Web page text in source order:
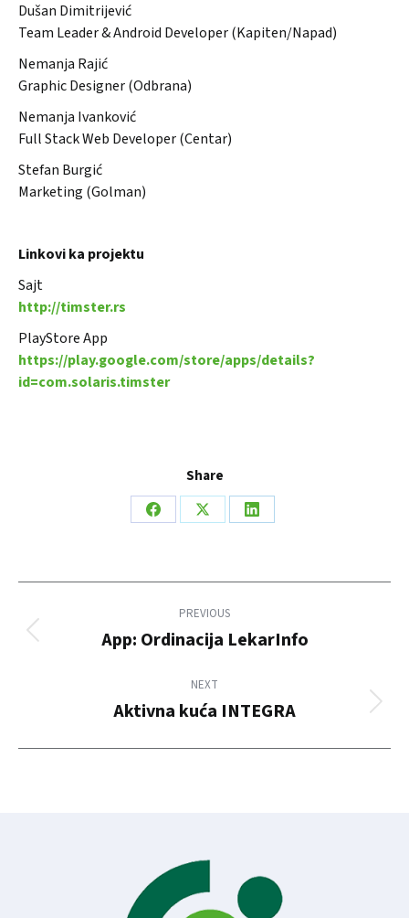
Dušan Dimitrijević
Team Leader & Android Developer (Kapiten/Napad)
Nemanja Rajić
Graphic Designer (Odbrana)
Nemanja Ivanković
Full Stack Web Developer (Centar)
Stefan Burgić
Marketing (Golman)
Linkovi ka projektu
Sajt
http://timster.rs
PlayStore App
https://play.google.com/store/apps/details?
id=com.solaris.timster
Share
Share
Facebook
Share
X
Share
LinkedIn
navigation
PREVIOUS
Previous
App: Ordinacija LekarInfo
NEXT
Next
Aktivna kuća INTEGRA